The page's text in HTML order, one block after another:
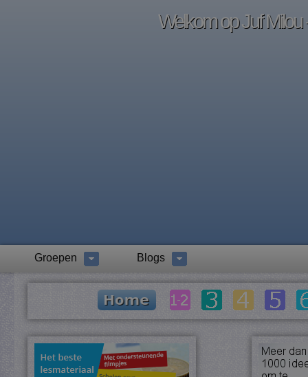
Welkom op Juf Milou
Groepen Blogs